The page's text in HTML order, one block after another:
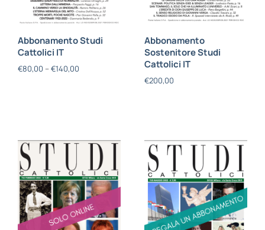
Abbonamento Studi
Cattolici IT
€80,00 – €140,00
Abbonamento
Sostenitore Studi
Cattolici IT
€200,00